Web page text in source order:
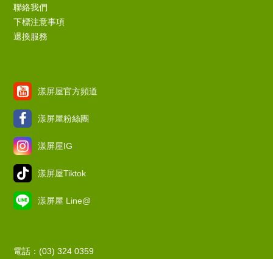
聯絡我們
下標注意事項
退換服務
漾屏屋官方頻道
漾屏屋粉絲團
漾屏屋IG
漾屏屋Tiktok
漾屏屋 Line@
電話：(03) 324 0359